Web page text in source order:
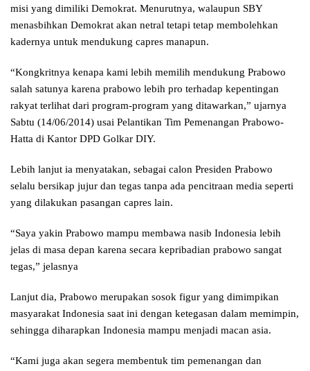
misi yang dimiliki Demokrat. Menurutnya, walaupun SBY
menasbihkan Demokrat akan netral tetapi tetap membolehkan
kadernya untuk mendukung capres manapun.
“Kongkritnya kenapa kami lebih memilih mendukung Prabowo
salah satunya karena prabowo lebih pro terhadap kepentingan
rakyat terlihat dari program-program yang ditawarkan,” ujarnya
Sabtu (14/06/2014) usai Pelantikan Tim Pemenangan Prabowo-
Hatta di Kantor DPD Golkar DIY.
Lebih lanjut ia menyatakan, sebagai calon Presiden Prabowo
selalu bersikap jujur dan tegas tanpa ada pencitraan media seperti
yang dilakukan pasangan capres lain.
“Saya yakin Prabowo mampu membawa nasib Indonesia lebih
jelas di masa depan karena secara kepribadian prabowo sangat
tegas,” jelasnya
Lanjut dia, Prabowo merupakan sosok figur yang dimimpikan
masyarakat Indonesia saat ini dengan ketegasan dalam memimpin,
sehingga diharapkan Indonesia mampu menjadi macan asia.
“Kami juga akan segera membentuk tim pemenangan dan